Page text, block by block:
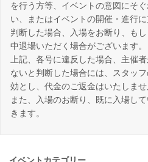
を行う方等、イベントの意図にそ
い、またはイベントの開催・進行
判断した場合、入場をお断り、も
中退場いただく場合がございます。
上記、各号に違反した場合、主催
ないと判断した場合には、スタッ
効とし、代金のご返金はいたしませ
また、入場のお断り、既に入場し
きます。